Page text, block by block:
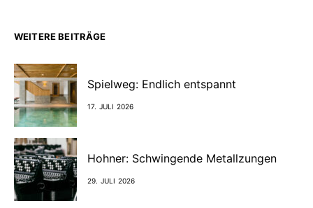
WEITERE BEITRÄGE
Spielweg: Endlich entspannt
17. JULI 2026
Hohner: Schwingende Metallzungen
29. JULI 2026